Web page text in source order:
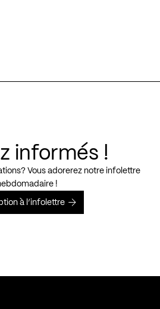
informés !
Vous adorerez notre infolettre
!
à l’infolettre